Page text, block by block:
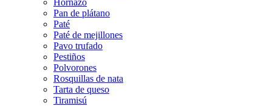
Pan de plátano
Paté
Paté de mejillones
Pavo trufado
Pestiños
Polvorones
Rosquillas de nata
Tarta de queso
Tiramisú